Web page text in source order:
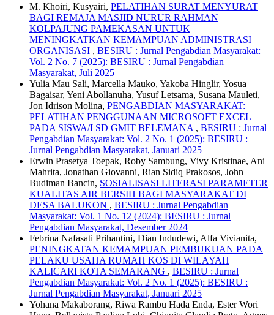
M. Khoiri, Kusyairi, PELATIHAN SURAT MENYURAT
BAGI REMAJA MASJID NURUR RAHMAN
KOLPAJUNG PAMEKASAN UNTUK
MENINGKATKAN KEMAMPUAN ADMINISTRASI
ORGANISASI , BESIRU : Jurnal Pengabdian Masyarakat:
Vol. 2 No. 7 (2025): BESIRU : Jurnal Pengabdian
Masyarakat, Juli 2025
Yulia Mau Sali, Marcella Mauko, Yakoba Hinglir, Yosua
Bagaisar, Yeni Abollanuha, Yusuf Letsama, Susana Mauleti,
Jon Idrison Molina, PENGABDIAN MASYARAKAT:
PELATIHAN PENGGUNAAN MICROSOFT EXCEL
PADA SISWA/I SD GMIT BELEMANA , BESIRU : Jurnal
Pengabdian Masyarakat: Vol. 2 No. 1 (2025): BESIRU :
Jurnal Pengabdian Masyarakat, Januari 2025
Erwin Prasetya Toepak, Roby Sambung, Vivy Kristinae, Ani
Mahrita, Jonathan Giovanni, Rian Sidiq Prakosos, John
Budiman Bancin, SOSIALISASI LITERASI PARAMETER
KUALITAS AIR BERSIH BAGI MASYARAKAT DI
DESA BALUKON , BESIRU : Jurnal Pengabdian
Masyarakat: Vol. 1 No. 12 (2024): BESIRU : Jurnal
Pengabdian Masyarakat, Desember 2024
Febrina Nafasati Prihantini, Dian Indudewi, Alfa Vivianita,
PENINGKATAN KEMAMPUAN PEMBUKUAN PADA
PELAKU USAHA RUMAH KOS DI WILAYAH
KALICARI KOTA SEMARANG , BESIRU : Jurnal
Pengabdian Masyarakat: Vol. 2 No. 1 (2025): BESIRU :
Jurnal Pengabdian Masyarakat, Januari 2025
Yohana Makaborang, Riwa Rambu Hada Enda, Ester Wori